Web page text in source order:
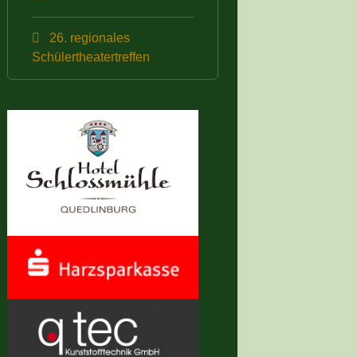
26. regionales
Schülertheatertreffen